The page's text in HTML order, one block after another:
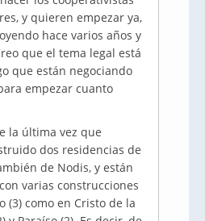
y quieren empezar ya,
hace varios años y
que el tema legal está
que están negociando
empezar cuanto
la última vez que
dos residencias de
de Nodis, y están
varias construcciones
(3) como en Cristo de la